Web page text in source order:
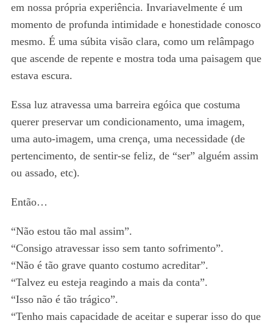
em nossa própria experiência. Invariavelmente é um
momento de profunda intimidade e honestidade conosco
mesmo. É uma súbita visão clara, como um relâmpago
que ascende de repente e mostra toda uma paisagem que
estava escura.
Essa luz atravessa uma barreira egóica que costuma
querer preservar um condicionamento, uma imagem,
uma auto-imagem, uma crença, uma necessidade (de
pertencimento, de sentir-se feliz, de “ser” alguém assim
ou assado, etc).
Então…
“Não estou tão mal assim”.
“Consigo atravessar isso sem tanto sofrimento”.
“Não é tão grave quanto costumo acreditar”.
“Talvez eu esteja reagindo a mais da conta”.
“Isso não é tão trágico”.
“Tenho mais capacidade de aceitar e superar isso do que